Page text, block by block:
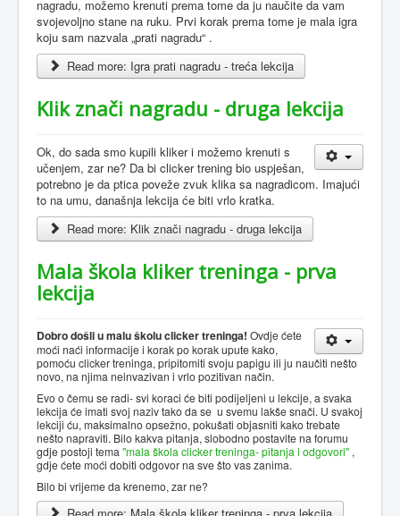
nagradu, možemo krenuti prema tome da ju naučite da vam
svojevoljno stane na ruku. Prvi korak prema tome je mala igra
koju sam nazvala „prati nagradu“ .
Read more: Igra prati nagradu - treća lekcija
Klik znači nagradu - druga lekcija
Ok, do sada smo kupili kliker i možemo krenuti s
učenjem, zar ne? Da bi clicker trening bio uspješan,
potrebno je da ptica poveže zvuk klika sa nagradicom. Imajući
to na umu, današnja lekcija će biti vrlo kratka.
Read more: Klik znači nagradu - druga lekcija
Mala škola kliker treninga - prva
lekcija
Dobro došli u malu školu clicker treninga! Ovdje ćete
moći naći informacije i korak po korak upute kako,
pomoću clicker treninga, pripitomiti svoju papigu ili ju naučiti nešto
novo, na njima neinvazivan i vrlo pozitivan način.
Evo o čemu se radi- svi koraci će biti podijeljeni u lekcije, a svaka
lekcija će imati svoj naziv tako da se u svemu lakše snači. U svakoj
lekciji ću, maksimalno opsežno, pokušati objasniti kako trebate
nešto napraviti. Bilo kakva pitanja, slobodno postavite na forumu
gdje postoji tema "mala škola clicker treninga- pitanja i odgovori" ,
gdje ćete moći dobiti odgovor na sve što vas zanima.
Bilo bi vrijeme da krenemo, zar ne?